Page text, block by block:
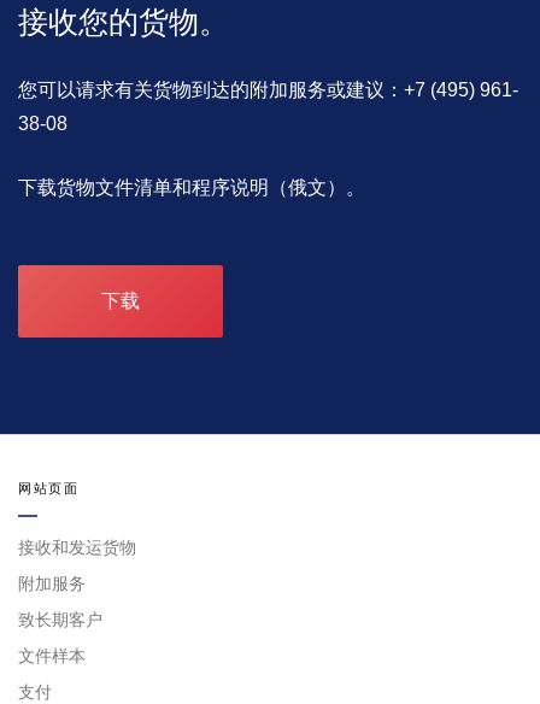
接收您的货物。
您可以请求有关货物到达的附加服务或建议：+7 (495) 961-
38-08
下载货物文件清单和程序说明（俄文）。
下载
网站页面
接收和发运货物
附加服务
致长期客户
文件样本
支付